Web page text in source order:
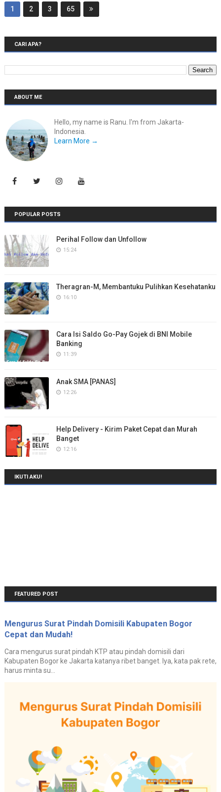
1 2 3 65
CARI APA?
ABOUT ME
Hello, my name is Ranu. I'm from Jakarta-
Indonesia.
Learn More →
POPULAR POSTS
Perihal Follow dan Unfollow
15:24
Theragran-M, Membantuku Pulihkan Kesehatanku
16:10
Cara Isi Saldo Go-Pay Gojek di BNI Mobile
Banking
11:39
Anak SMA [PANAS]
12:26
Help Delivery - Kirim Paket Cepat dan Murah
Banget
12:16
IKUTI AKU!
FEATURED POST
Mengurus Surat Pindah Domisili Kabupaten Bogor
Cepat dan Mudah!
Cara mengurus surat pindah KTP atau pindah domisili dari
Kabupaten Bogor ke Jakarta katanya ribet banget. Iya, kata pak rete,
harus minta su...